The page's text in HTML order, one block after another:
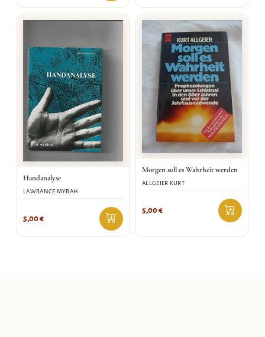
Handanalyse
LAWRANCE MYRAH
5,00€
Morgen soll es Wahrheit werden
ALLGEIER KURT
5,00€